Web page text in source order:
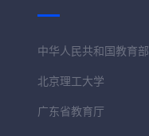
中华人民共和国教育部
北京理工大学
广东省教育厅